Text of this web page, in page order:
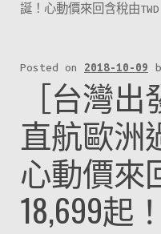
著數
演唱會
APP教學
誕！心動價來回含稅由
Posted on 2018-10-09
［台灣
直航歐洲
心動價來
18,699起！